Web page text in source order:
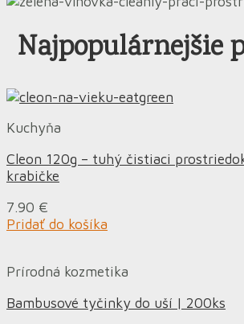
Najpopulárnejšie
Kuchyňa
Cleon 120g – tuhý čistiaci
krabičke
7.90 €
Pridať do košíka
Prírodná kozmetika
Bambusové tyčinky do uší | 200ks